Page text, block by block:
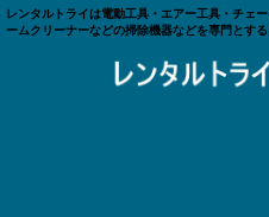
レンタルトライは電動工具・エアー工具・チェ
ームクリーナーなどの掃除機器などを専門とする